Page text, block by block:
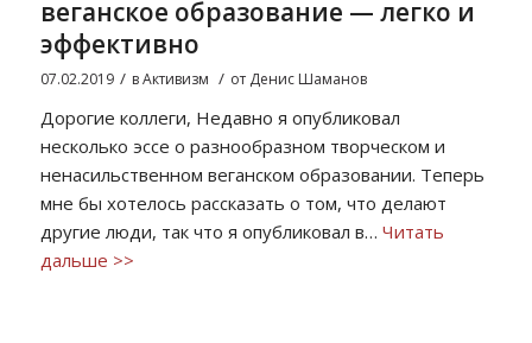
веганское образование — легко и
эффективно
07.02.2019 / вАктивизм / от Денис Шаманов
Дорогие коллеги, Недавно я опубликовал
несколько эссе о разнообразном творческом и
ненасильственном веганском образовании. Теперь
мне бы хотелось рассказать о том, что делают
другие люди, так что я опубликовал в… Читать
дальше >>